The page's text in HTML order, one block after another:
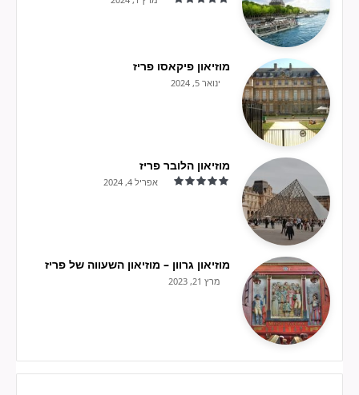
מוזיאון פיקאסו פריז
ינואר 5, 2024
מוזיאון הלובר פריז
אפריל 4, 2024
מוזיאון גרוון – מוזיאון השעווה של פריז
מרץ 21, 2023